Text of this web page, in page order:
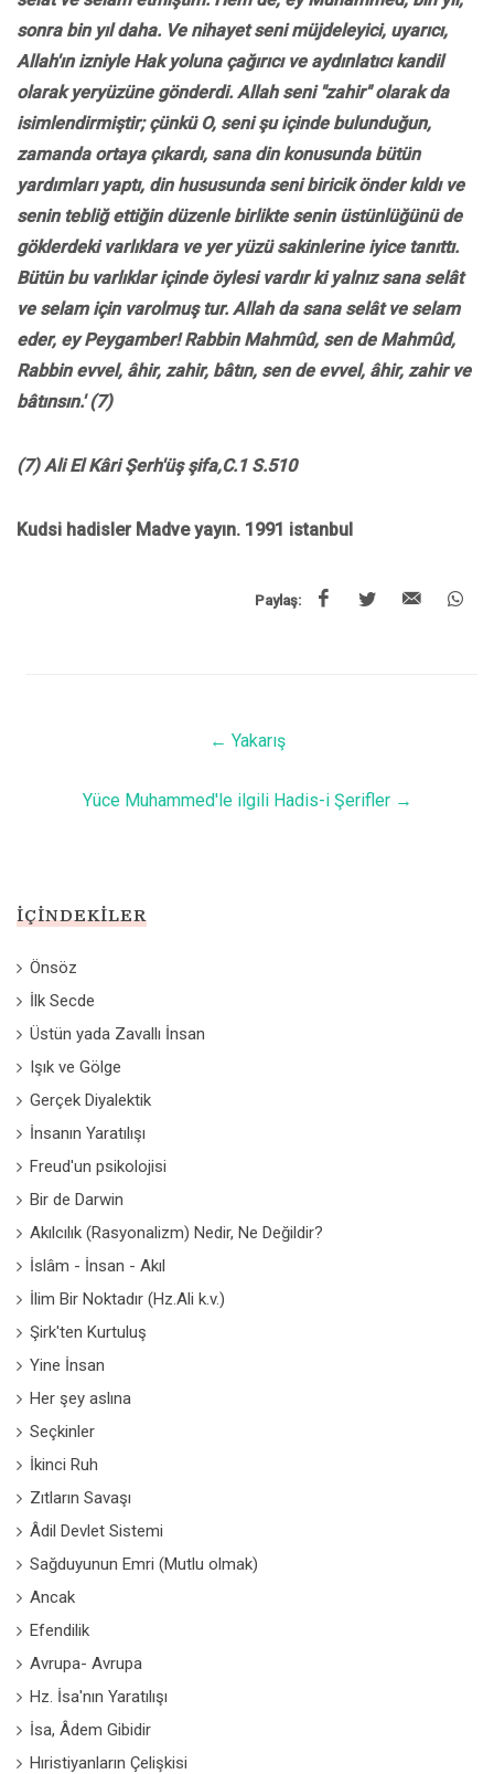
sonra bin yıl daha. Ve nihayet seni müjdeleyici, uyarıcı,
Allah'ın izniyle Hak yoluna çağırıcı ve aydınlatıcı kandil
olarak yeryüzüne gönderdi. Allah seni "zahir" olarak da
isimlendirmiştir; çünkü O, seni şu içinde bulunduğun,
zamanda ortaya çıkardı, sana din konusunda bütün
yardımları yaptı, din hususunda seni biricik önder kıldı ve
senin tebliğ ettiğin düzenle birlikte senin üstünlüğünü de
göklerdeki varlıklara ve yer yüzü sakinlerine iyice tanıttı.
Bütün bu varlıklar içinde öylesi vardır ki yalnız sana selât
ve selam için varolmuş tur. Allah da sana selât ve selam
eder, ey Peygamber! Rabbin Mahmûd, sen de Mahmûd,
Rabbin evvel, âhir, zahir, bâtın, sen de evvel, âhir, zahir ve
bâtınsın.' (7)
(7) Ali El Kâri Şerh'üş şifa,C.1 S.510
Kudsi hadisler Madve yayın. 1991 istanbul
Paylaş:
← Yakarış
Yüce Muhammed'le ilgili Hadis-i Şerifler→
İÇINDEKILER
Önsöz
İlk Secde
Üstün yada Zavallı İnsan
Işık ve Gölge
Gerçek Diyalektik
İnsanın Yaratılışı
Freud'un psikolojisi
Bir de Darwin
Akılcılık (Rasyonalizm) Nedir, Ne Değildir?
İslâm - İnsan - Akıl
İlim Bir Noktadır (Hz.Ali k.v.)
Şirk'ten Kurtuluş
Yine İnsan
Her şey aslına
Seçkinler
İkinci Ruh
Zıtların Savaşı
Âdil Devlet Sistemi
Sağduyunun Emri (Mutlu olmak)
Ancak
Efendilik
Avrupa- Avrupa
Hz. İsa'nın Yaratılışı
İsa, Âdem Gibidir
Hıristiyanların Çelişkisi